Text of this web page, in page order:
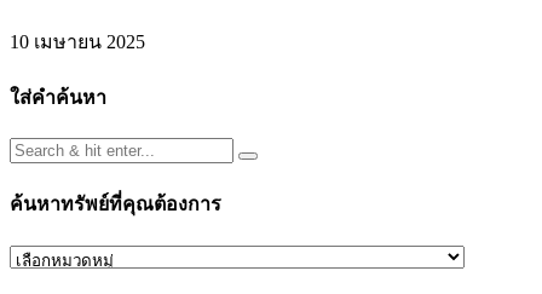
10 เมษายน 2025
ใส่คำค้นหา
ค้นหาทรัพย์ที่คุณต้องการ
ค้นหา